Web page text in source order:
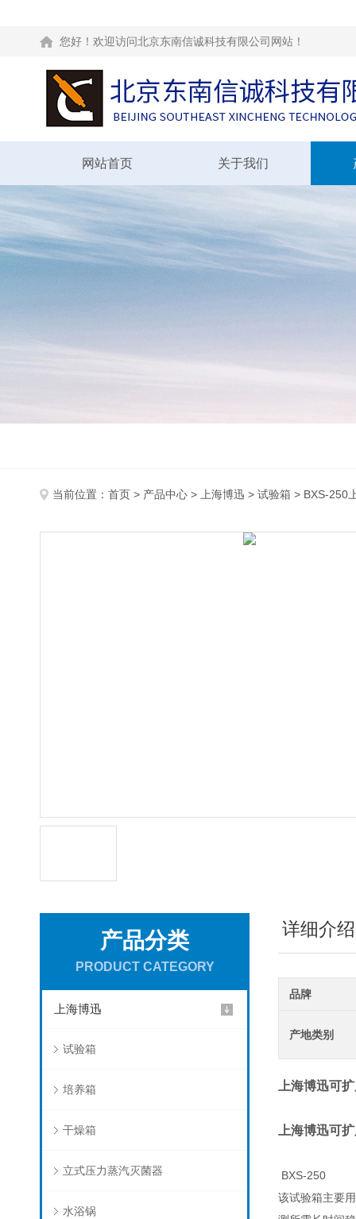
您好！欢迎访问北京东南信诚科技有限公司网站！
网站首页 关于我们
当前位置： 首页 > 产品中心 > 上海博迅 > 试验箱 > BXS-250
产品分类
PRODUCT CATEGORY
上海博迅
试验箱
培养箱
干燥箱
立式压力蒸汽灭菌器
水浴锅
详细介绍
品牌
产地类别
上海博迅可
上海博迅可
BXS-250
该试验箱主要